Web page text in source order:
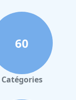
60
Catégories